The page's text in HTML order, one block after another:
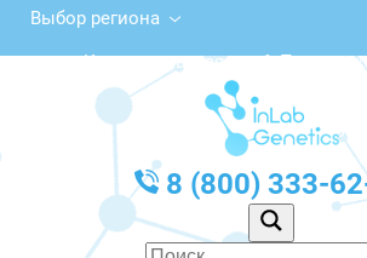
Выбор региона
Комсомольская ул., 6,
с 10:00 до 20:00
График работы: Пн-Пт с 10:00
8 (800) 333-